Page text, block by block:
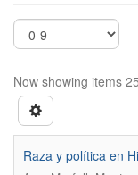
Now showing items
Raza y polí­tica en